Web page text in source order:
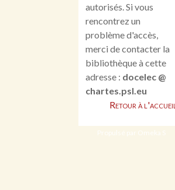
autorisés. Si vous
rencontrez un
problème d'accès,
merci de contacter la
bibliothèque à cette
adresse : docelec @
chartes.psl.eu
Retour à l'accueil
Propulsé par Omeka S